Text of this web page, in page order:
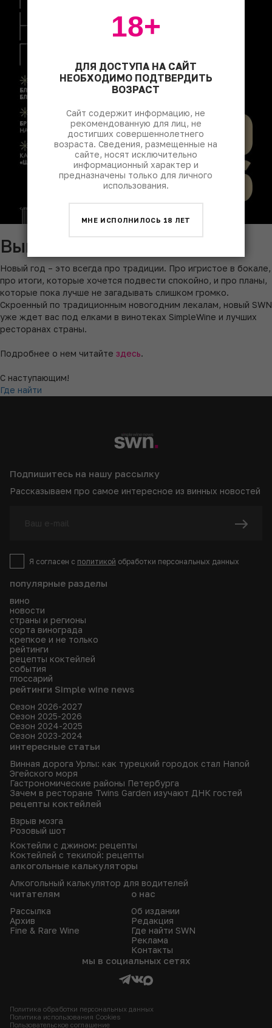
Выпуск Simple Wine News
Новый год – это всегда про традиции. Про игристое в бокале,
про итоги, которые хочется подвести спокойно, и про планы,
которые пока лучше не загадывать слишком громко.
Скроенный по традиционным новогодним лекалам, новый SWN
уже ждет вас под елками в винотеках SimpleWine и лучших
ресторанах страны.
Подробнее о нем читайте здесь.
С наступающим!
Где найти
популярные разделы
вино
новости
страны и регионы
сорта винограда
крепкое и не только
рейтинги
рецепты коктейлей
события
глоссарий
рейтинги Simple wine news
Сезон 2026-2027
Сезон 2025-2026
Сезон 2024-2025
Сезон 2023-2024
интересные статьи
Винная дорога Урлы: как турецкий городок стал Напой
Эгейского моря
Гастрономические районы Петербурга
Зачем в ресторане Twins Garden изучают ДНК гостей
рецепты коктейлей
Взрыв мозга
Розовый шот
Коктейли с джином: рецепты
Коктейлей с текилой: рецепты
алкогольные калькуляторы
Алкогольный калькулятор для водителей
читателям
Рассылка
Архив
Fine & Rare Wine
о нас
Об издании
Редакция
Где найти SWN
Реклама
Контакты
Подпишитесь на нашу рассылку
Рассказываем про самое интересное из винных новостей
Я согласен с политикой обработки персональных данных
мы в социальных сетях
Политика обработки персональных данных
Политика использования Сookies
Пользовательское соглашение
ДЛЯ ДОСТУПА НА САЙТ
НЕОБХОДИМО ПОДТВЕРДИТЬ
ВОЗРАСТ
Сайт содержит информацию, не
рекомендованную для лиц, не
достигших совершеннолетнего
возраста. Сведения, размещенные на
сайте, носят исключительно
информационный характер и
предназначены только для личного
использования.
МНЕ ИСПОЛНИЛОСЬ 18 ЛЕТ
18+